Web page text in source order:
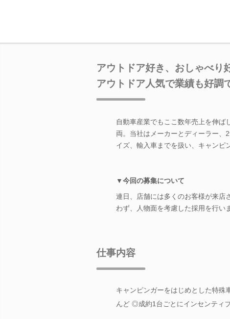
アウトドア好き、おしゃべり
アウトドア人気で業績も好調
自動車産業でもここ数年売上を伸
両。当社はメーカーとディーラー、
イズ、輸入車までを扱い、キャンピ
▼今回の募集について
連日、店舗には多くのお客様が来店
わず、人物面を考慮した採用を行い
仕事内容
キャンピンガーをはじめとした特
んど ◎成約1台ごとにインセンティ